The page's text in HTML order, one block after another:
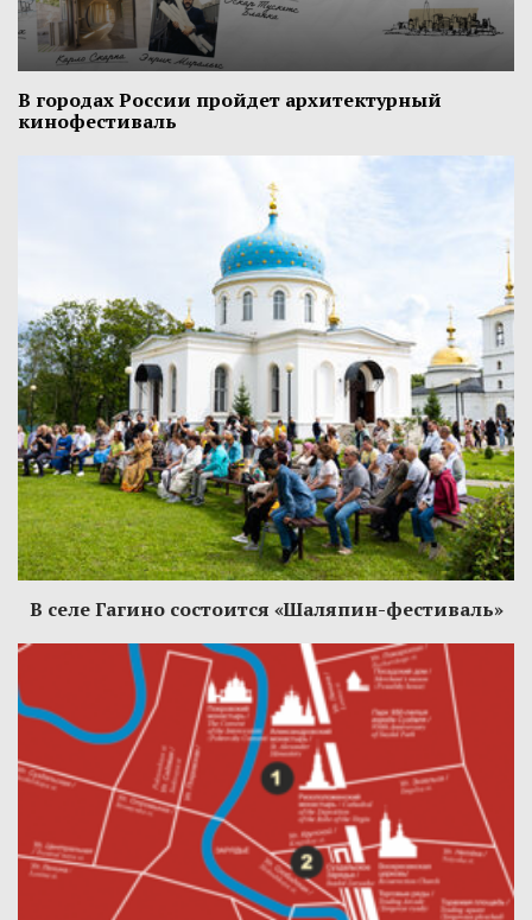
В городах России пройдет архитектурный
кинофестиваль
В селе Гагино состоится «Шаляпин-фестиваль»